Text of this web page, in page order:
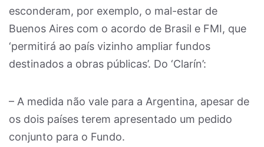
esconderam, por exemplo, o mal-estar de
Buenos Aires com o acordo de Brasil e FMI, que
‘permitirá ao país vizinho ampliar fundos
destinados a obras públicas’. Do ‘Clarín’:
– A medida não vale para a Argentina, apesar de
os dois países terem apresentado um pedido
conjunto para o Fundo.